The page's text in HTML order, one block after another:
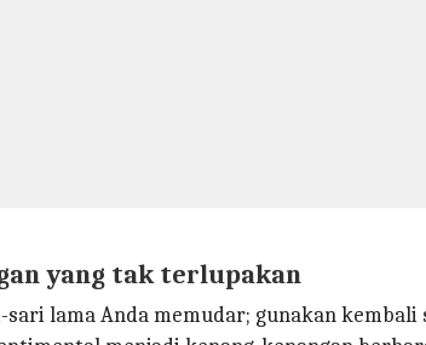
yang tak terlupakan
sari lama Anda memudar; gunakan